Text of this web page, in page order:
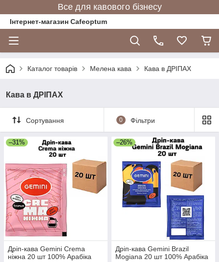
Все для кавового бізнесу
Інтернет-магазин Cafeoptum
Каталог товарів Мелена кава Кава в ДРІПАХ
Кава в ДРІПАХ
Сортування 0 Фільтри
–31%
Дріп-кава Gemini Crema
ніжна 20 шт 100% Арабіка
–26%
Дріп-кава Gemini Brazil
Mogiana 20 шт 100% Арабіка